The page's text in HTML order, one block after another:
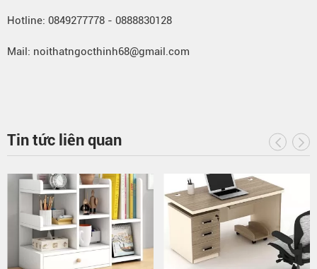
Hotline: 0849277778 - 0888830128
Mail: noithatngocthinh68@gmail.com
Tin tức liên quan